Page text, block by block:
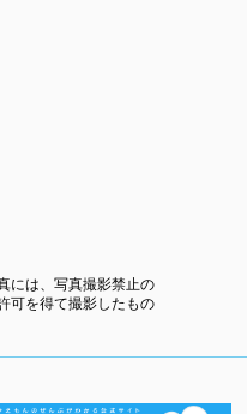
には、写真撮影禁止の
可を得て撮影したもの